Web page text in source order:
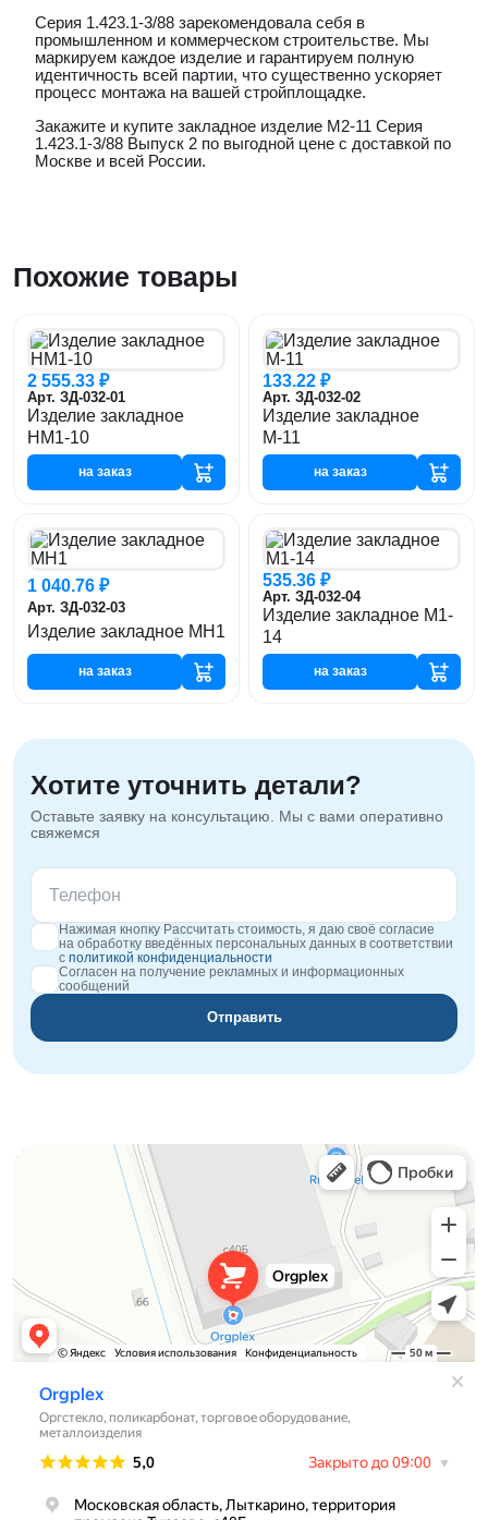
Серия 1.423.1-3/88 зарекомендовала себя в
промышленном и коммерческом строительстве. Мы
маркируем каждое изделие и гарантируем полную
идентичность всей партии, что существенно ускоряет
процесс монтажа на вашей стройплощадке.
Закажите и купите закладное изделие М2-11 Серия
1.423.1-3/88 Выпуск 2 по выгодной цене с доставкой по
Москве и всей России.
Похожие товары
2 555.33 ₽
Арт. ЗД-032-01
Изделие закладное
НМ1-10
на заказ
133.22 ₽
Арт. ЗД-032-02
Изделие закладное
М-11
на заказ
1 040.76 ₽
Арт. ЗД-032-03
Изделие закладное МН1
на заказ
535.36 ₽
Арт. ЗД-032-04
Изделие закладное М1-
14
на заказ
Хотите уточнить детали?
Оставьте заявку на консультацию. Мы с вами оперативно
свяжемся
Нажимая кнопку Рассчитать стоимость, я даю своё согласие
на обработку введённых персональных данных в соответствии
с политикой конфиденциальности
Согласен на получение рекламных и информационных
сообщений
Отправить
Orgplex
Оргстекло, поликарбонат в Лыткарине
Торговое оборудование в Лыткарине